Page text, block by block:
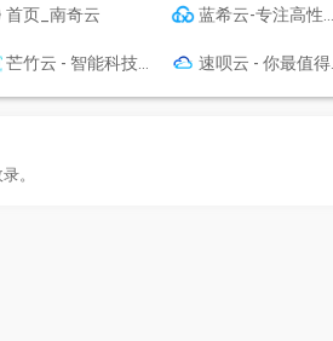
首页_南奇云 蓝希云-专注高性价比简单好用的云计算产品-青云互联
芒竹云 - 智能科技 放眼未来 速呗云 - 你最值得信任的云上主机商
。